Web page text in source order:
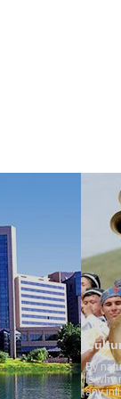
of Uzbekistan
Uzbeks prefer a
migration and
on population